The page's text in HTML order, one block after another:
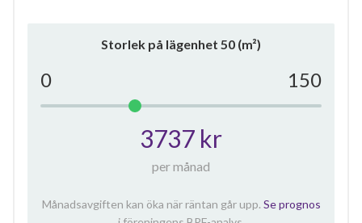
Storlek på lägenhet 50 (m²)
0 150
3737 kr
per månad
Månadsavgiften kan öka när räntan går upp. Se prognos